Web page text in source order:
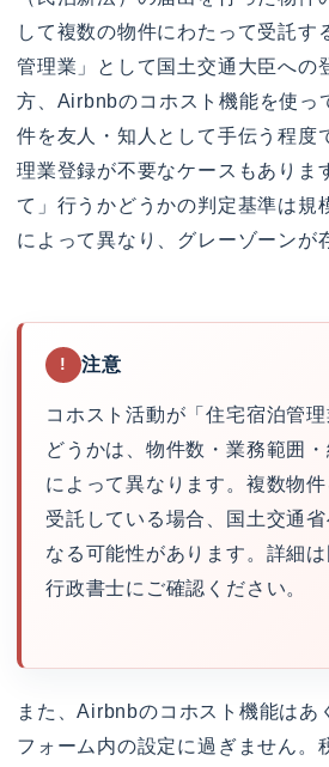
して複数の物件にわたって受託す
管理業」として国土交通大臣への
方、Airbnbのコホスト機能を使っ
件を友人・知人として手伝う程度
理業登録が不要なケースもありま
て」行うかどうかの判定基準は規
によって異なり、グレーゾーンが
! 注意
コホスト活動が「住宅宿泊管
どうかは、物件数・業務範囲
によって異なります。複数物
受託している場合、国土交通
なる可能性があります。詳細
行政書士にご確認ください。
また、Airbnbのコホスト機能はあ
フォーム内の設定に過ぎません。